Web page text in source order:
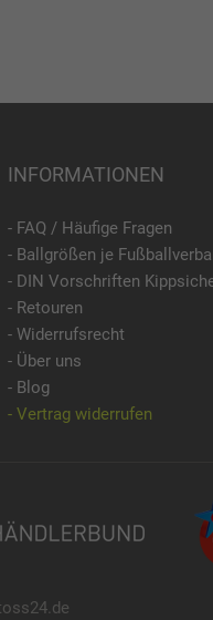
INFORMATIONEN
- FAQ / Häufige Fragen
- Ballgrößen je
- DIN Vorschriften
- Retouren
- Widerrufsrecht
- Über uns
- Blog
- Vertrag widerrufen